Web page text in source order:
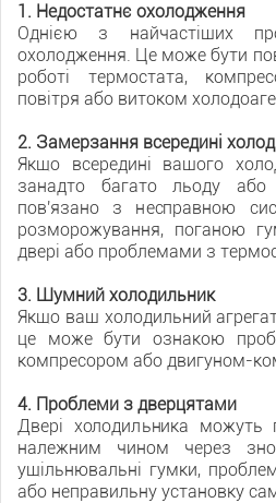
1. Недостатнє охолодження
Однією з найчастіших
охолодження. Це може бути
роботі термостата,
повітря або витоком
2. Замерзання всередині
Якщо всередині вашого
занадто багато льоду
пов'язано з несправною
розморожування, поганою
двері або проблемами з
3. Шумний холодильник
Якщо ваш холодильний
це може бути ознакою
компресором або двигуном-
4. Проблеми з дверцятами
Двері холодильника можуть
належним чином через
ущільнювальні гумки,
або неправильну установку